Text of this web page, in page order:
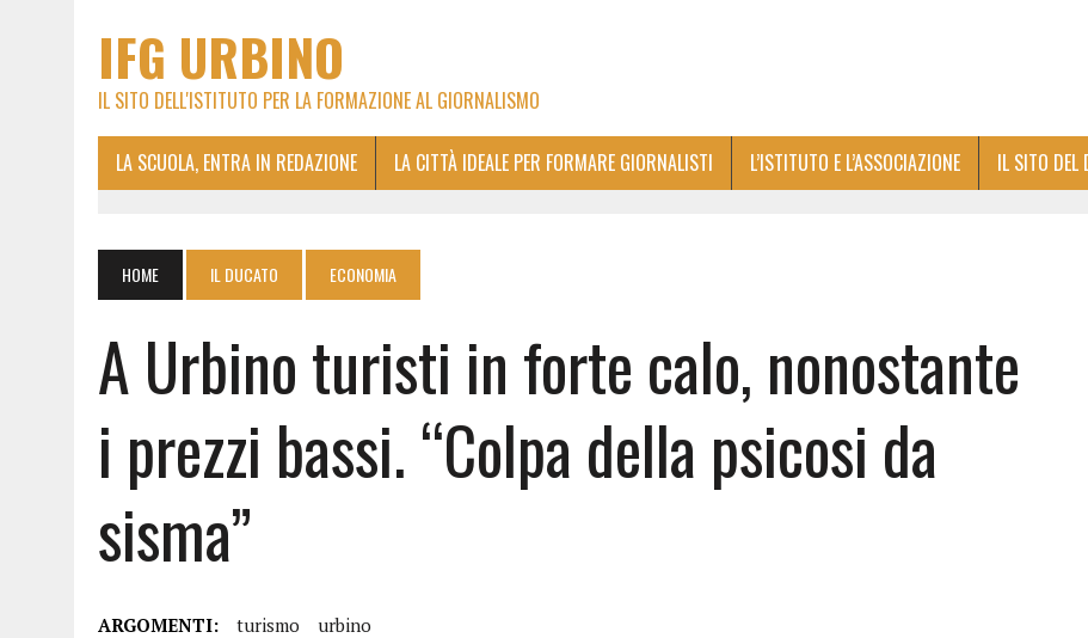
IFG URBINO
IL SITO DELL'ISTITUTO PER LA FORMAZIONE AL GIORNALISMO
LA SCUOLA, ENTRA IN REDAZIONE LA CITTÀ IDEALE PER FORMARE GIORNALISTI L’ISTITUTO E L’ASSOCIAZIONE IL SITO DEL
HOME IL DUCATO ECONOMIA
A Urbino turisti in forte calo, nonostante
i prezzi bassi. “Colpa della psicosi da
sisma”
ARGOMENTI: turismo urbino